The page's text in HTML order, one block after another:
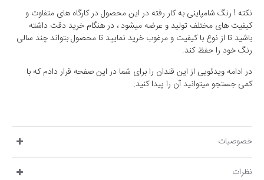
نکته ! رنگ شامپاینی به کار رفته در این محصول در کارگاه های متفاوت و
کیفیت های مختلف تولید و عرضه میشود ، در هنگام خرید دقت داشته
باشید تا از نوع با کیفیت و مرغوب خرید نمایید تا محصول بتواند چند سالی
رنگ خود را حفظ کند.
در ادامه ویدئویی از این قندان را برای شما در این صفحه قرار دادم که با
کمی جستجو میتوانید آن را پیدا کنید.
خصوصیات
نظرات